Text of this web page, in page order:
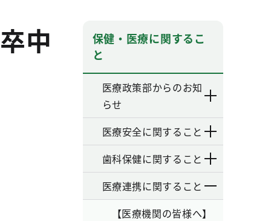
中
保健・医療に関するこ
と
医療政策部からのお知
らせ
医療安全に関すること
歯科保健に関すること
医療連携に関すること
【医療機関の皆様へ】